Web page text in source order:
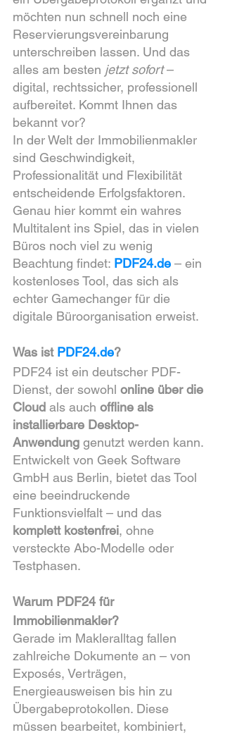
möchten nun schnell noch eine
Reservierungsvereinbarung
unterschreiben lassen. Und das
alles am besten jetzt sofort –
digital, rechtssicher, professionell
aufbereitet. Kommt Ihnen das
bekannt vor?
In der Welt der Immobilienmakler
sind Geschwindigkeit,
Professionalität und Flexibilität
entscheidende Erfolgsfaktoren.
Genau hier kommt ein wahres
Multitalent ins Spiel, das in vielen
Büros noch viel zu wenig
Beachtung findet: PDF24.de – ein
kostenloses Tool, das sich als
echter Gamechanger für die
digitale Büroorganisation erweist.
Was ist PDF24.de?
PDF24 ist ein deutscher PDF-
Dienst, der sowohl online über die
Cloud als auch offline als
installierbare Desktop-
Anwendung genutzt werden kann.
Entwickelt von Geek Software
GmbH aus Berlin, bietet das Tool
eine beeindruckende
Funktionsvielfalt – und das
komplett kostenfrei, ohne
versteckte Abo-Modelle oder
Testphasen.
Warum PDF24 für
Immobilienmakler?
Gerade im Makleralltag fallen
zahlreiche Dokumente an – von
Exposés, Verträgen,
Energieausweisen bis hin zu
Übergabeprotokollen. Diese
müssen bearbeitet, kombiniert,